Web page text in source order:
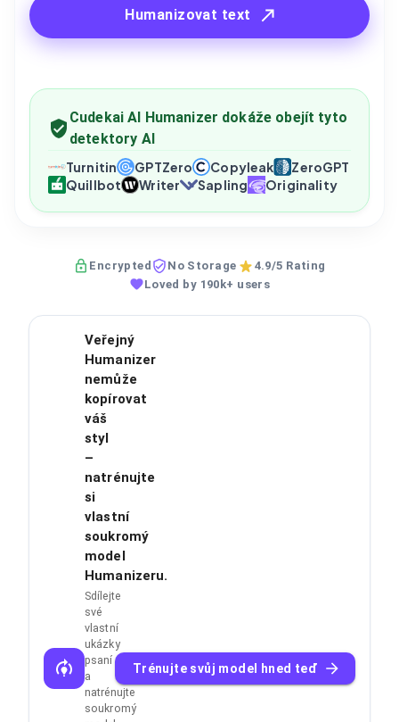
Humanizovat text
Cudekai AI Humanizer dokáže obejít tyto
detektory AI
Turnitin GPTZero Copyleak
ZeroGPT
Quillbot
Writer Sapling Originality
Encrypted No Storage
4.9/5 Rating
Loved by 190k+ users
Veřejný
Humanizer
nemůže
kopírovat
váš
styl
–
natrénujte
si
vlastní
soukromý
model
Humanizeru.
Sdílejte
své
vlastní
ukázky
psaní
a
natrénujte
soukromý
Trénujte svůj model hned teď